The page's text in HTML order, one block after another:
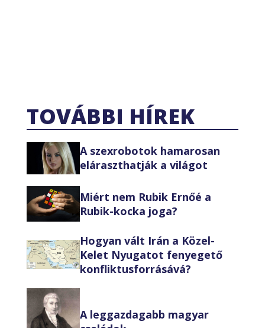
TOVÁBBI HÍREK
A szexrobotok hamarosan
eláraszthatják a világot
Miért nem Rubik Ernőé a
Rubik-kocka joga?
Hogyan vált Irán a Közel-
Kelet Nyugatot fenyegető
konfliktusforrásává?
A leggazdagabb magyar